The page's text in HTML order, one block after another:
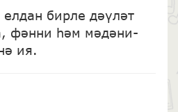
бирле дәүләт
фәнни һәм мәдәни-
ия.